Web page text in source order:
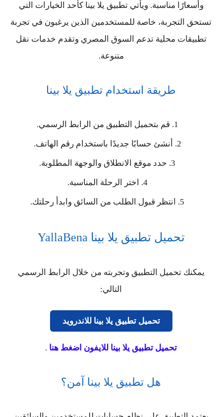
وأسعارًا مناسبة. ويأتي تطبيق يلا بينا كأحد الخيارات التي
تستحق التجربة، خاصة للمستخدمين الذين يرغبون في تجربة
تطبيقات محلية تدعم السوق المصري وتقدم خدمات نقل
متنوعة.
طريقة استخدام تطبيق يلا بينا
قم بتحميل التطبيق من الرابط الرسمي.
أنشئ حسابًا جديدًا باستخدام رقم الهاتف.
حدد موقع الانطلاق والوجهة المطلوبة.
اختر الرحلة المناسبة.
انتظر قبول الطلب من السائق وابدأ رحلتك.
تحميل تطبيق يلا بينا YallaBena
يمكنك تحميل التطبيق وتجربته من خلال الرابط الرسمي
التالي:
تحميل تطبيق يلا بينا للاندرويد
تحميل تطبيق يلا بينا للايفون اضغط هنا .
هل تطبيق يلا بينا آمن؟